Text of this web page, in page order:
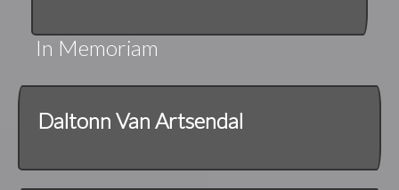
In Memoriam
Daltonn Van Artsendal